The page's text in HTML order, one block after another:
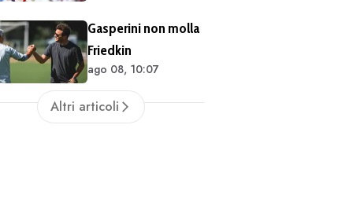
almeno in due
occasioni. Costa
40/45 milioni
Gasperini non molla
Friedkin
ago 08, 10:07
Altri articoli